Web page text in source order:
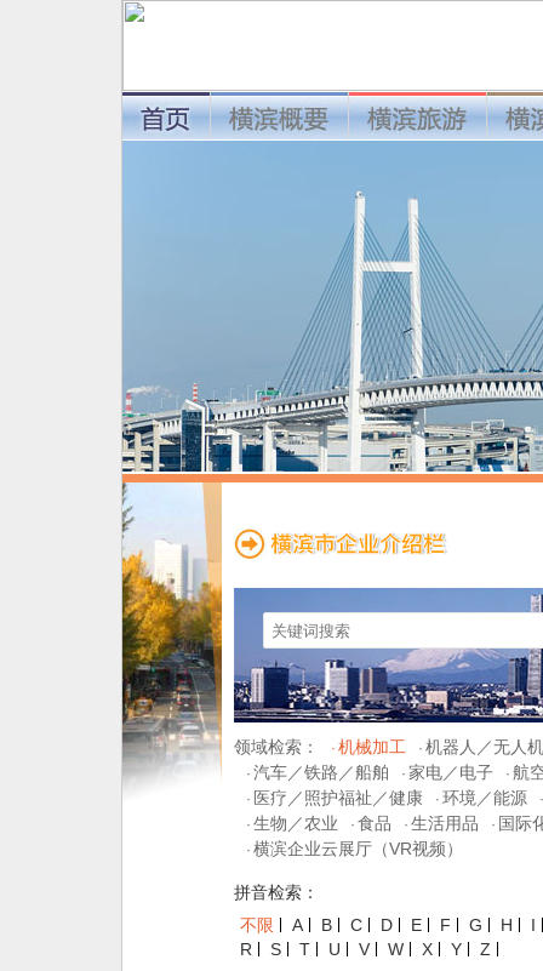
领域检索： · 机械加工 · 机器人／无人机
· 汽车／铁路／船舶 · 家电／电子 · 航
· 医疗／照护福祉／健康 · 环境／能源
·
· 生物／农业 · 食品 · 生活用品 · 国际
· 横滨企业云展厅（VR视频）
拼音检索：
不限
A B C D E F G H
I
R
S T U V W X Y Z